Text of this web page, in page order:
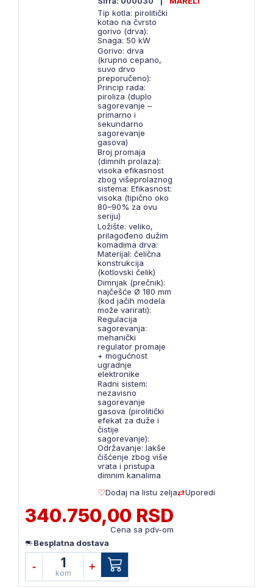
Tip kotla: pirolitički
kotao na čvrsto
gorivo (drva):
Snaga: 50 kW
Gorivo: drva
(krupno cepano,
suvo drvo
preporučeno):
Princip rada:
piroliza (duplo
sagorevanje –
primarno i
sekundarno
sagorevanje
gasova)
Broj promaja
(dimnih prolaza):
visoka efikasnost
zbog višeprolaznog
sistema: Efikasnost:
visoka (tipično oko
80–90% za ovu
seriju)
Ložište: veliko,
prilagođeno dužim
komadima drva:
Materijal: čelična
konstrukcija
(kotlovski čelik)
Dimnjak (prečnik):
najčešće Ø 180 mm
(kod jačih modela
može varirati):
Regulacija
sagorevanja:
mehanički
regulator promaje
+ mogućnost
ugradnje
elektronike
Radni sistem:
nezavisno
sagorevanje
gasova (pirolitički
efekat za duže i
čistije
sagorevanje):
Održavanje: lakše
čišćenje zbog više
vrata i pristupa
dimnim kanalima
Dodaj na listu zelja
Uporedi
340.750,00 RSD
Cena sa pdv-om
Besplatna dostava
- 1
kom
+